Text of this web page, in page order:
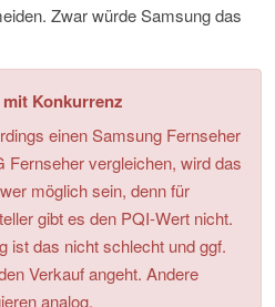
Zwar würde Samsung das
Konkurrenz
einen Samsung Fernseher
Fernseher vergleichen, wird das
möglich sein, denn für
gibt es den PQI-Wert nicht.
ist das nicht schlecht und ggf.
Verkauf angeht. Andere
analog.